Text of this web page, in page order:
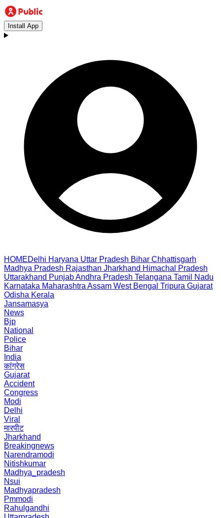
Install App
HOMEDelhi Haryana Uttar Pradesh Bihar Chhattisgarh
Madhya Pradesh Rajasthan Jharkhand Himachal Pradesh
Uttarakhand PunjabAndhra Pradesh Telangana Tamil Nadu
Karnataka Maharashtra Assam West Bengal Tripura Gujarat
Odisha Kerala
Jansamasya
News
Bjp
National
Police
Bihar
India
कांग्रेस
Gujarat
Accident
Congress
Modi
Delhi
Viral
मारपीट
Jharkhand
Breakingnews
Narendramodi
Nitishkumar
Madhya_pradesh
Nsui
Madhyapradesh
Pmmodi
Rahulgandhi